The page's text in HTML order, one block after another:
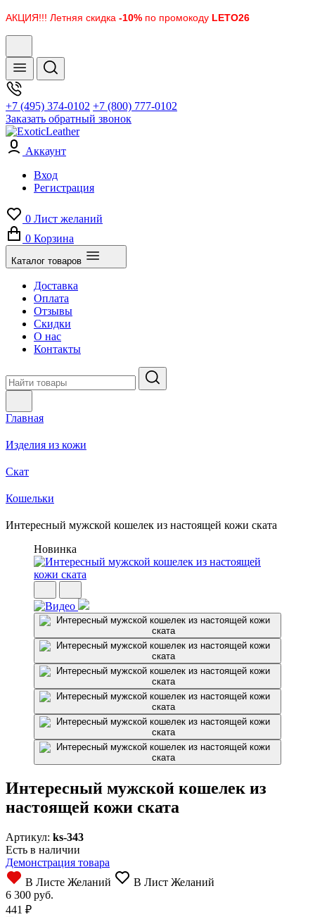
АКЦИЯ!!! Летняя скидка -10% по промокоду LETO26
+7 (495) 374-0102 +7 (800) 777-0102
Заказать обратный звонок
Аккаунт
Вход
Регистрация
0 Лист желаний
0 Корзина
Каталог товаров
Доставка
Оплата
Отзывы
Скидки
О нас
Контакты
Главная
Изделия из кожи
Скат
Кошельки
Интересный мужской кошелек из настоящей кожи ската
Новинка
Интересный мужской кошелек из
настоящей кожи ската
Артикул: ks-343
Есть в наличии
Демонстрация товара
В Листе Желаний
В Лист Желаний
6 300 руб.
441 ₽